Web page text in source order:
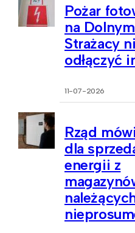
Pożar
na
Strażacy
odłączyć
11-07-2026
Rząd
dla
energii z